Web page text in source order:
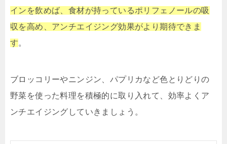
インを飲めば、食材が持っているポリフェノールの吸
収を高め、アンチエイジング効果がより期待できま
す。
ブロッコリーやニンジン、パプリカなど色とりどりの
野菜を使った料理を積極的に取り入れて、効率よくア
ンチエイジングしていきましょう。